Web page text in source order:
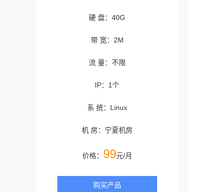
硬 盘：40G
带 宽：2M
流 量：不限
IP：1个
系 统：Linux
机 房：宁夏机房
价格： 99元/月
购买产品